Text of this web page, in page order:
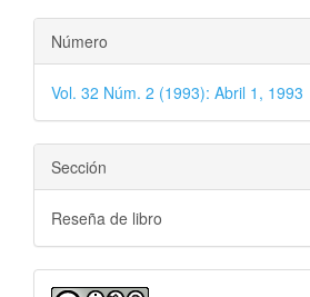
Número
Vol. 32 Núm. 2 (1993): Abril 1, 1993
Sección
Reseña de libro